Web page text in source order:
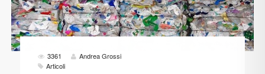
3361
Andrea Grossi
Articoli